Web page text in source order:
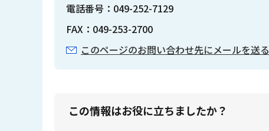
電話番号：049-252-7129
FAX：049-253-2700
このページのお問い合わせ先にメールを送る
この情報はお役に立ちましたか？